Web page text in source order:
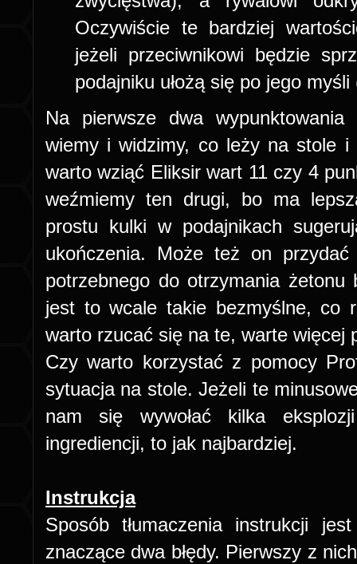
Oczywiście te bardziej
jeżeli przeciwnikowi będzie
podajniku ułożą się po jego
Na pierwsze dwa
wiemy i widzimy, co leży na stole
warto wziąć Eliksir wart 11 czy 4
weźmiemy ten drugi, bo ma
prostu kulki w podajnikach
ukończenia. Może też on
potrzebnego do otrzymania
jest to wcale takie bezmyślne, co
warto rzucać się na te, warte więcej
Czy warto korzystać z pomocy
sytuacja na stole. Jeżeli te
nam się wywołać kilka
ingrediencji, to jak najbardziej.
Instrukcja
Sposób tłumaczenia instrukcji
znaczące dwa błędy. Pierwszy z